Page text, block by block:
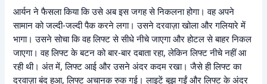
आर्यन ने फैसला किया कि उसे अब इस जगह से निकलना होगा। वह अपने
सामान को जल्दी-जल्दी पैक करने लगा। उसने दरवाज़ा खोला और गलियारे में
भागा। उसने सोचा कि वह लिफ्ट से सीधे नीचे जाएगा और होटल से बाहर निकल
जाएगा। वह लिफ्ट के बटन को बार-बार दबाता रहा, लेकिन लिफ्ट नीचे नहीं आ
रही थी। अंत में, लिफ्ट आई और उसने अंदर कदम रखा। जैसे ही लिफ्ट का
दरवाज़ा बंद हुआ, लिफ्ट अचानक रुक गई। लाइटें बुझ गईं और लिफ्ट के अंदर